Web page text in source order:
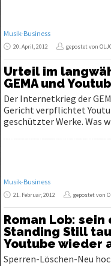
Musik-Business
20. April, 2012 gepostet von
Urteil im
GEMA und
Der Internetkrieg der
Gericht verpflichtet
geschützter Werke. Was
Musik-Business
21. Februar, 2012 gepostet von
Roman Lob:
Standing Still
Youtube wieder
Sperren-Löschen-Neu